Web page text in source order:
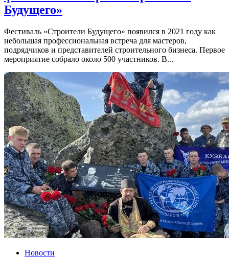
Будущего»
Фестиваль «Строители Будущего» появился в 2021 году как
небольшая профессиональная встреча для мастеров,
подрядчиков и представителей строительного бизнеса. Первое
мероприятие собрало около 500 участников. В...
Новости